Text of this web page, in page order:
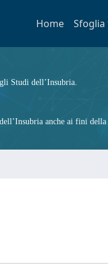
Home Sfoglia
Studi dell’Insubria.
anche ai fini